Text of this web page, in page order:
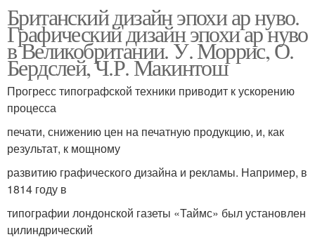
Британский дизайн эпохи ар нуво.
Графический дизайн эпохи ар нуво
в Великобритании. У. Моррис, О.
Бердслей, Ч.Р. Макинтош
Прогресс типографской техники приводит к ускорению
процесса
печати, снижению цен на печатную продукцию, и, как
результат, к мощному
развитию графического дизайна и рекламы. Например, в
1814 году в
типографии лондонской газеты «Таймс» был установлен
цилиндрический